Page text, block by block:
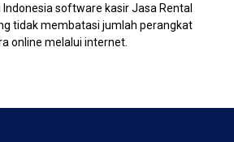
software kasir Jasa Rental
tidak membatasi jumlah perangkat
online melalui internet.